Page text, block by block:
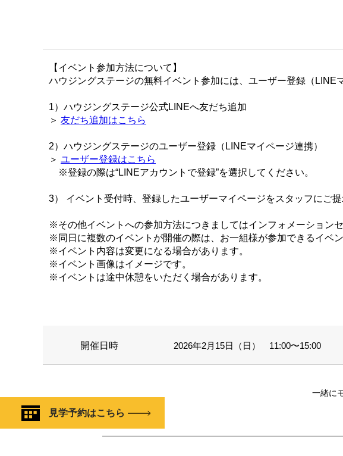
【イベント参加方法について】
ハウジングステージの無料イベント参加には、ユーザー登録（LINE
1）ハウジングステージ公式LINEへ友だち追加
＞ 友だち追加はこちら
2）ハウジングステージのユーザー登録（LINEマイページ連携）
＞ ユーザー登録はこちら
※登録の際は“LINEアカウントで登録”を選択してください。
3） イベント受付時、登録したユーザーマイページをスタッフにご提
※その他イベントへの参加方法につきましてはインフォメーション
※同日に複数のイベントが開催の際は、お一組様が参加できるイベ
※イベント内容は変更になる場合があります。
※イベント画像はイメージです。
※イベントは途中休憩をいただく場合があります。
開催日時 2026年2月15日（日） 11:00〜15:00
一緒に
見学予約はこちら